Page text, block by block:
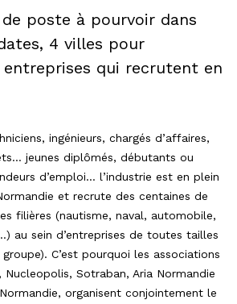
poste à pourvoir dans
4 villes pour
qui recrutent en
ingénieurs, chargés d’affaires,
jeunes diplômés, débutants ou
d’emploi… l’industrie est en plein
et recrute des centaines de
filières (nautisme, naval, automobile,
au sein d’entreprises de toutes tailles
C’est pourquoi les associations
Nucleopolis, Sotraban, Aria Normandie
organisent conjointement le